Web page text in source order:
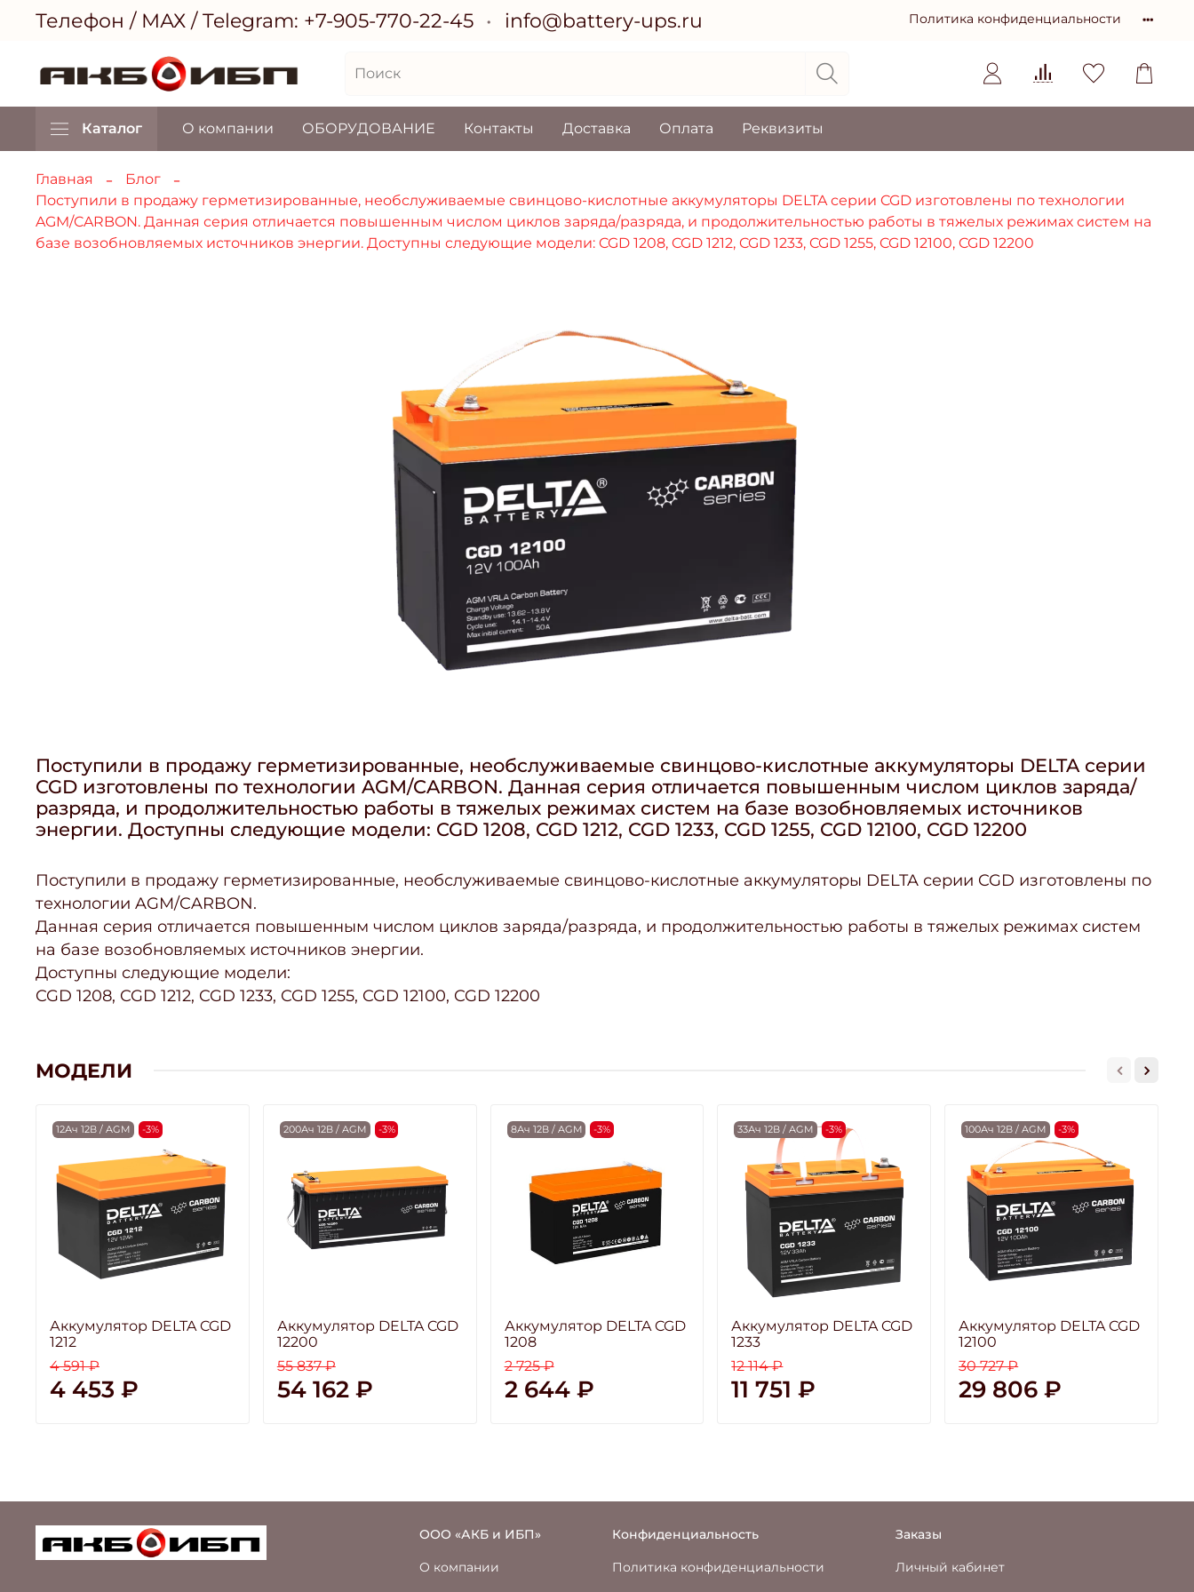
Политика конфиденциальности
Телефон / МАХ / Telegram: +7-905-770-22-45 info@battery-ups.ru
Каталог О компании ОБОРУДОВАНИЕ Контакты Доставка Оплата Реквизиты
Главная
Блог
Поступили в продажу герметизированные, необслуживаемые свинцово-кислотные аккумуляторы DELTA серии CGD изготовлены по технологии
AGM/CARBON. Данная серия отличается повышенным числом циклов заряда/разряда, и продолжительностью работы в тяжелых режимах систем на
базе возобновляемых источников энергии. Доступны следующие модели: CGD 1208, CGD 1212, CGD 1233, CGD 1255, CGD 12100, CGD 12200
Поступили в продажу герметизированные, необслуживаемые свинцово-кислотные аккумуляторы DELTA серии
CGD изготовлены по технологии AGM/CARBON. Данная серия отличается повышенным числом циклов заряда/
разряда, и продолжительностью работы в тяжелых режимах систем на базе возобновляемых источников
энергии. Доступны следующие модели: CGD 1208, CGD 1212, CGD 1233, CGD 1255, CGD 12100, CGD 12200
Поступили в продажу герметизированные, необслуживаемые свинцово-кислотные аккумуляторы DELTA серии CGD изготовлены по
технологии AGM/CARBON.
Данная серия отличается повышенным числом циклов заряда/разряда, и продолжительностью работы в тяжелых режимах систем
на базе возобновляемых источников энергии.
Доступны следующие модели:
CGD 1208, CGD 1212, CGD 1233, CGD 1255, CGD 12100, CGD 12200
МОДЕЛИ
12Ач 12В / AGM -3%
Аккумулятор DELTA CGD
1212
4 591 ₽
4 453 ₽
200Ач 12В / AGM -3%
Аккумулятор DELTA CGD
12200
55 837 ₽
54 162 ₽
8Ач 12В / AGM -3%
Аккумулятор DELTA CGD
1208
2 725 ₽
2 644 ₽
33Ач 12В / AGM -3%
Аккумулятор DELTA CGD
1233
12 114 ₽
11 751 ₽
100Ач 12В / AGM -3%
Аккумулятор DELTA CGD
12100
30 727 ₽
29 806 ₽
ООО «АКБ и ИБП»
О компании
Конфиденциальность
Политика конфиденциальности
Заказы
Личный кабинет